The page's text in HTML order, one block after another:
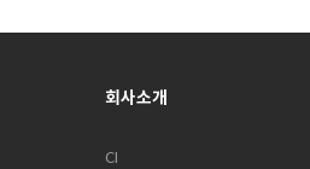
회사소개
CI